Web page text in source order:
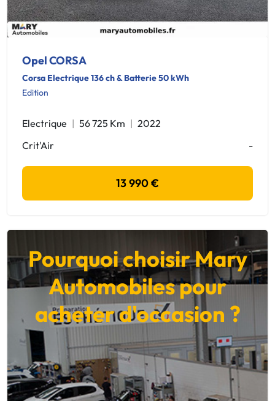
Opel CORSA
Corsa Electrique 136 ch & Batterie 50 kWh
Edition
Electrique 56 725 Km
2022
Crit'Air
-
13 990 €
Pourquoi choisir Mary
Automobiles pour
acheter d'occasion ?